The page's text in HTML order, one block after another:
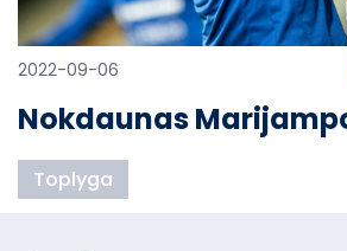
2022-09-06
Nokdaunas
Toplyga